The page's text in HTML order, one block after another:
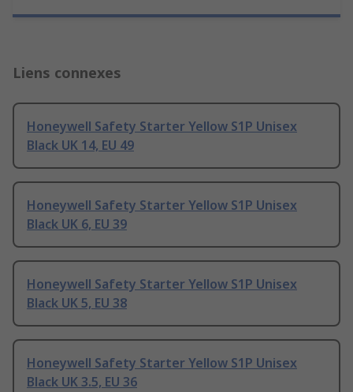
Liens connexes
Honeywell Safety Starter Yellow S1P Unisex
Black UK 14, EU 49
Honeywell Safety Starter Yellow S1P Unisex
Black UK 6, EU 39
Honeywell Safety Starter Yellow S1P Unisex
Black UK 5, EU 38
Honeywell Safety Starter Yellow S1P Unisex
Black UK 3.5, EU 36